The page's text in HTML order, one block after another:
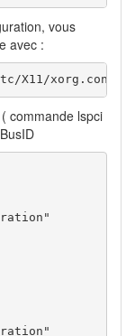
vous
avec :
X11/xorg.conf
commande lspci